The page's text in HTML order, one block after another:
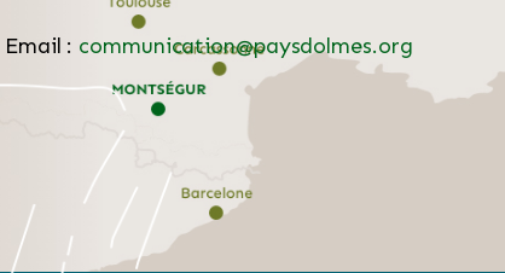
Email : communication@paysdolmes.org